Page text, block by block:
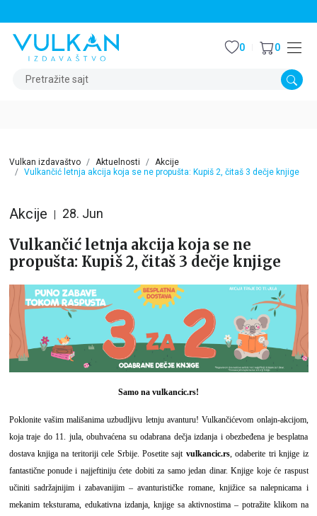
Pretražite sajt
0 0
Vulkan izdavaštvo Aktuelnosti
Akcije
Vulkančić letnja akcija koja se ne propušta: Kupiš 2, čitaš 3 dečje knjige
Akcije 28. Jun
Vulkančić letnja akcija koja se ne
propušta: Kupiš 2, čitaš 3 dečje knjige
Samo na vulkancic.rs!
Poklonite vašim mališanima uzbudljivu letnju avanturu! Vulkančićevom onlajn-akcijom,
koja traje do 11. jula, obuhvaćena su odabrana dečja izdanja i obezbeđena je besplatna
dostava knjiga na teritoriji cele Srbije. Posetite sajt vulkancic.rs, odaberite tri knjige iz
fantastične ponude i najjeftiniju ćete dobiti za samo jedan dinar. Knjige koje će raspust
učiniti sadržajnijim i zabavanijim – avanturističke romane, knjižice sa nalepnicama i
mekanim teksturama, edukativna izdanja, knjige sa aktivnostima – potražite klikom na